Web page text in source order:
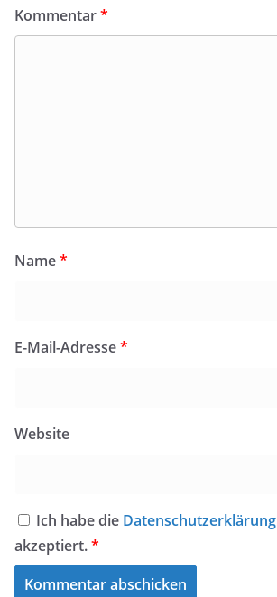
Kommentar*
Name*
E-Mail-Adresse*
Website
Ich habe die Datenschutzerklärung
akzeptiert.*